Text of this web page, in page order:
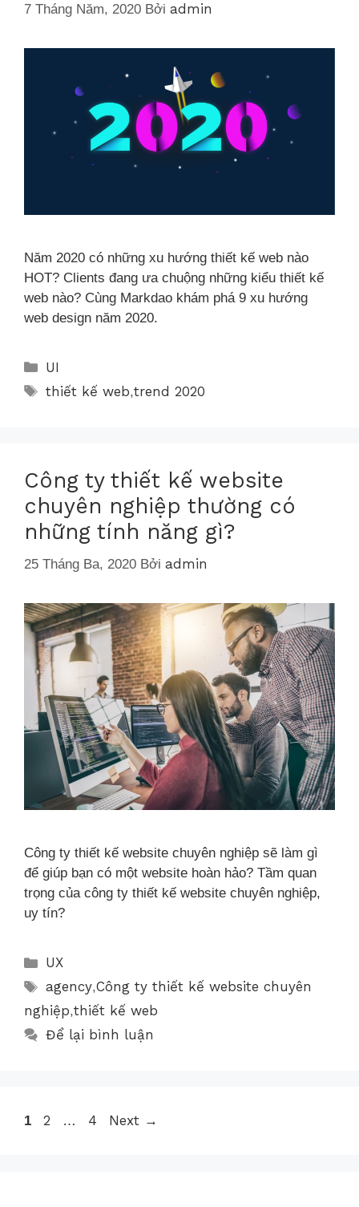
7 Tháng Năm, 2020 Bởi admin
Năm 2020 có những xu hướng thiết kế web nào
HOT? Clients đang ưa chuộng những kiểu thiết kế
web nào? Cùng Markdao khám phá 9 xu hướng
web design năm 2020.
UI
thiết kế web,trend 2020
Công ty thiết kế website
chuyên nghiệp thường có
những tính năng gì?
25 Tháng Ba, 2020 Bởi admin
Công ty thiết kế website chuyên nghiệp sẽ làm gì
để giúp bạn có một website hoàn hảo? Tầm quan
trọng của công ty thiết kế website chuyên nghiệp,
uy tín?
UX
agency,Công ty thiết kế website chuyên
nghiệp,thiết kế web
Để lại bình luận
1 2 … 4 Next →